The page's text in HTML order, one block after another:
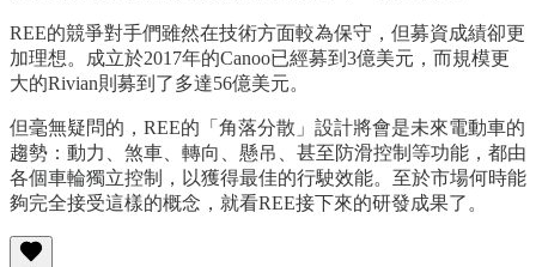
REE的競爭對手們雖然在技術方面較為保守，但募資成績卻更
加理想。成立於2017年的Canoo已經募到3億美元，而規模更
大的Rivian則募到了多達56億美元。
但毫無疑問的，REE的「角落分散」設計將會是未來電動車的
趨勢：動力、煞車、轉向、懸吊、甚至防滑控制等功能，都由
各個車輪獨立控制，以獲得最佳的行駛效能。至於市場何時能
夠完全接受這樣的概念，就看REE接下來的研發成果了。